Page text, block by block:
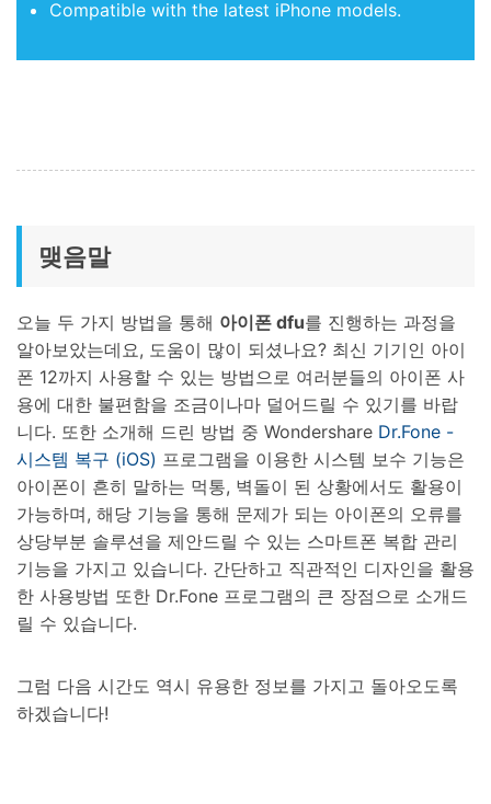
Compatible with the latest iPhone models.
맺음말
오늘 두 가지 방법을 통해 아이폰 dfu를 진행하는 과정을
알아보았는데요, 도움이 많이 되셨나요? 최신 기기인 아이
폰 12까지 사용할 수 있는 방법으로 여러분들의 아이폰 사
용에 대한 불편함을 조금이나마 덜어드릴 수 있기를 바랍
니다. 또한 소개해 드린 방법 중 Wondershare Dr.Fone -
시스템 복구 (iOS) 프로그램을 이용한 시스템 보수 기능은
아이폰이 흔히 말하는 먹통, 벽돌이 된 상황에서도 활용이
가능하며, 해당 기능을 통해 문제가 되는 아이폰의 오류를
상당부분 솔루션을 제안드릴 수 있는 스마트폰 복합 관리
기능을 가지고 있습니다. 간단하고 직관적인 디자인을 활용
한 사용방법 또한 Dr.Fone 프로그램의 큰 장점으로 소개드
릴 수 있습니다.
그럼 다음 시간도 역시 유용한 정보를 가지고 돌아오도록
하겠습니다!